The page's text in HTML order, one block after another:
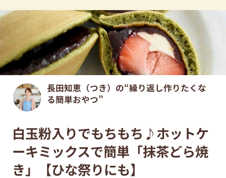
長田知恵（つき）の“繰り返し作りたくな
る簡単おやつ”
白玉粉入りでもちもち♪ホットケ
ーキミックスで簡単「抹茶どら焼
き」【ひな祭りにも】